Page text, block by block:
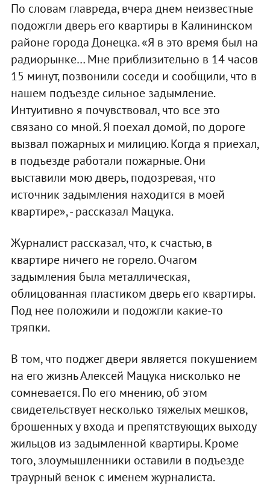
По словам главреда, вчера днем неизвестные
подожгли дверь его квартиры в Калининском
районе города Донецка. «Я в это время был на
радиорынке… Мне приблизительно в 14 часов
15 минут, позвонили соседи и сообщили, что в
нашем подъезде сильное задымление.
Интуитивно я почувствовал, что все это
связано со мной. Я поехал домой, по дороге
вызвал пожарных и милицию. Когда я приехал,
в подъезде работали пожарные. Они
выставили мою дверь, подозревая, что
источник задымления находится в моей
квартире», - рассказал Мацука.
Журналист рассказал, что, к счастью, в
квартире ничего не горело. Очагом
задымления была металлическая,
облицованная пластиком дверь его квартиры.
Под нее положили и подожгли какие-то
тряпки.
В том, что поджег двери является покушением
на его жизнь Алексей Мацука нисколько не
сомневается. По его мнению, об этом
свидетельствует несколько тяжелых мешков,
брошенных у входа и препятствующих выходу
жильцов из задымленной квартиры. Кроме
того, злоумышленники оставили в подъезде
траурный венок с именем журналиста.